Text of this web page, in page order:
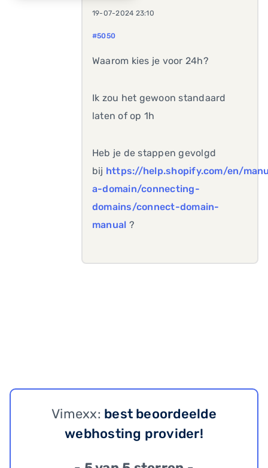
19-07-2024 23:10
#5050
Waarom kies je voor 24h?
Ik zou het gewoon standaard
laten of op 1h
Heb je de stappen gevolgd
bij https://help.shopify.com/en/
a-domain/connecting-
domains/connect-domain-
manual ?
Vimexx: best beoordeelde
webhosting provider!